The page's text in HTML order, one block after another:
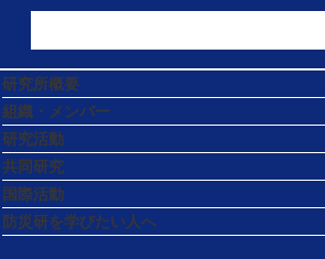
研究所概要
組織・メンバー
研究活動
共同研究
国際活動
防災研を学びたい人へ